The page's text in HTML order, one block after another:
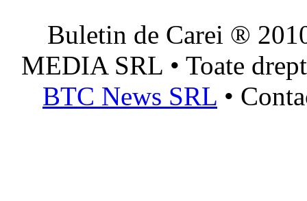
Buletin de Carei ®
MEDIA SRL • Toate
BTC News SRL •